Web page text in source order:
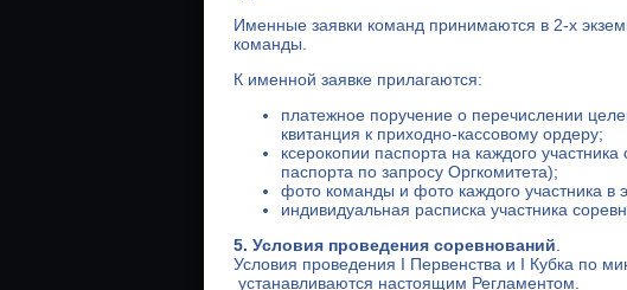
Именные заявки команд принимаются в 2-х
команды.
К именной заявке прилагаются:
платежное поручение о перечислении
квитанция к приходно-кассовому ордеру;
ксерокопии паспорта на каждого
паспорта по запросу Оргкомитета);
фото команды и фото каждого участника в
индивидуальная расписка участника
5. Условия проведения соревнований
Условия проведения I Первенства и I Кубка по
устанавливаются настоящим Регламентом.